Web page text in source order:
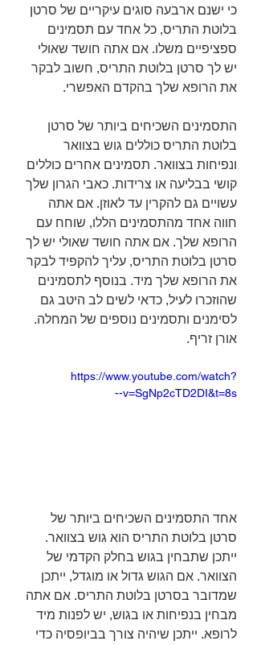
כי ישנם ארבעה סוגים עיקריים של סרטן
בלוטת התריס, כל אחד עם תסמינים
ספציפיים משלו. אם אתה חושד שאולי
יש לך סרטן בלוטת התריס, חשוב לבקר
את הרופא שלך בהקדם האפשרי.
התסמינים השכיחים ביותר של סרטן
בלוטת התריס כוללים גוש בצוואר
ונפיחות בצוואר. תסמינים אחרים כוללים
קושי בבליעה או צרידות. כאבי הגרון שלך
עשויים גם להקרין עד לאוזן. אם אתה
חווה אחד מהתסמינים הללו, שוחח עם
הרופא שלך. אם אתה חושד שאולי יש לך
סרטן בלוטת התריס, עליך להקפיד לבקר
את הרופא שלך מיד. בנוסף לתסמינים
שהוזכרו לעיל, כדאי לשים לב היטב גם
לסימנים ותסמינים נוספים של המחלה.
אורן זריף.
https://www.youtube.com/watch?
v=SgNp2cTD2DI&t=8s--
אחד התסמינים השכיחים ביותר של
סרטן בלוטת התריס הוא גוש בצוואר.
ייתכן שתבחין בגוש בחלק הקדמי של
הצוואר. אם הגוש גדול או מוגדל, ייתכן
שמדובר בסרטן בלוטת התריס. אם אתה
מבחין בנפיחות או בגוש, יש לפנות מיד
לרופא. ייתכן שיהיה צורך בביופסיה כדי